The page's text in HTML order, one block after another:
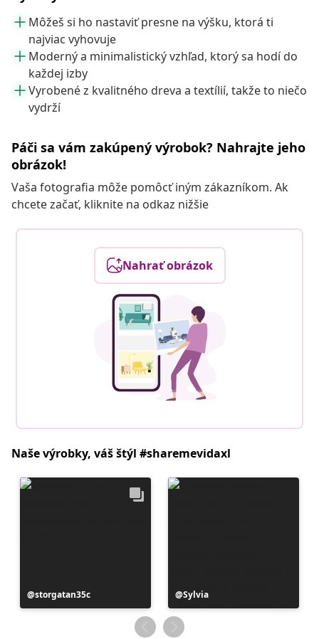
Môžeš si ho nastaviť presne na výšku, ktorá ti
najviac vyhovuje
Moderný a minimalistický vzhľad, ktorý sa hodí do
každej izby
Vyrobené z kvalitného dreva a textílií, takže to niečo
vydrží
Páči sa vám zakúpený výrobok? Nahrajte jeho
obrázok!
Vaša fotografia môže pomôcť iným zákazníkom. Ak
chcete začať, kliknite na odkaz nižšie
Nahrať obrázok
Naše výrobky, váš štýl #sharemevidaxl
Príspevok
zverejnil
storgatan35c
Príspevok
zverejnil
Sylvia